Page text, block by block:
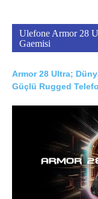
Ulefone Armor 28
Gaemisi
Armor 28 Ultra;
Güçlü Rugged